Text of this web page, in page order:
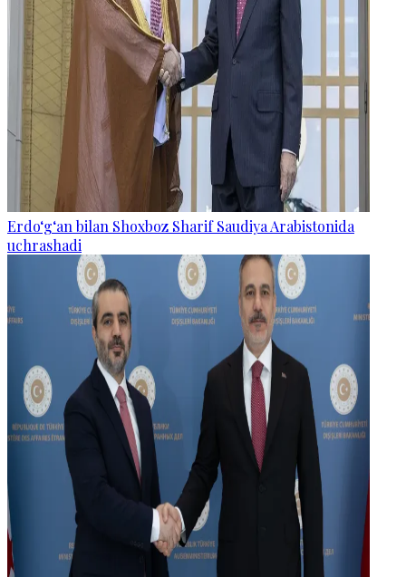
Erdo‘g‘an bilan Shoxboz Sharif Saudiya Arabistonida
uchrashadi